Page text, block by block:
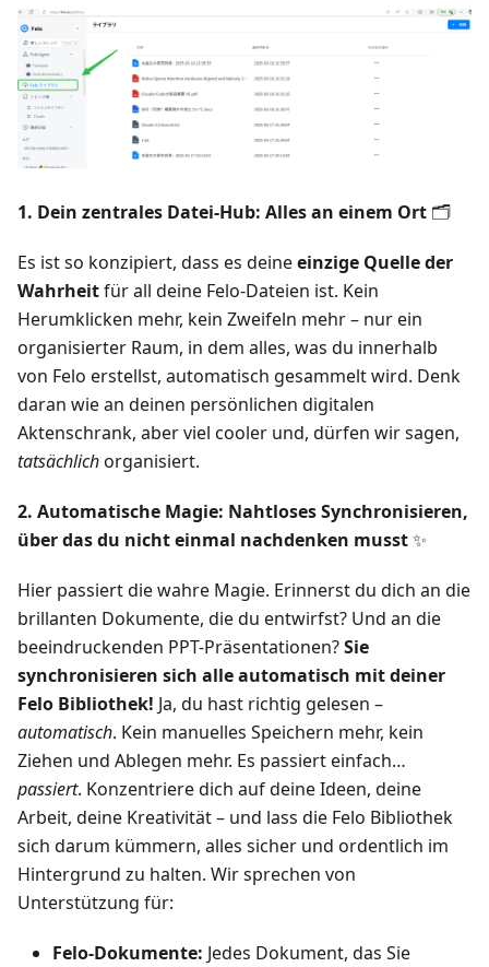
1. Dein zentrales Datei-Hub: Alles an einem Ort 🗂️
Es ist so konzipiert, dass es deineeinzige Quelle der
Wahrheitfür all deine Felo-Dateien ist. Kein
Herumklicken mehr, kein Zweifeln mehr – nur ein
organisierter Raum, in dem alles, was du innerhalb
von Felo erstellst, automatisch gesammelt wird. Denk
daran wie an deinen persönlichen digitalen
Aktenschrank, aber viel cooler und, dürfen wir sagen,
tatsächlichorganisiert.
2. Automatische Magie: Nahtloses Synchronisieren,
über das du nicht einmal nachdenken musst✨
Hier passiert die wahre Magie. Erinnerst du dich an die
brillanten Dokumente, die du entwirfst? Und an die
beeindruckenden PPT-Präsentationen?Sie
synchronisieren sich alle automatisch mit deiner
Felo Bibliothek! Ja, du hast richtig gelesen –
automatisch. Kein manuelles Speichern mehr, kein
Ziehen und Ablegen mehr. Es passiert einfach…
passiert. Konzentriere dich auf deine Ideen, deine
Arbeit, deine Kreativität – und lass die Felo Bibliothek
sich darum kümmern, alles sicher und ordentlich im
Hintergrund zu halten. Wir sprechen von
Unterstützung für:
Felo-Dokumente: Jedes Dokument, das Sie